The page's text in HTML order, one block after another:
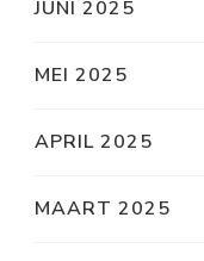
JUNI 2025
MEI 2025
APRIL 2025
MAART 2025